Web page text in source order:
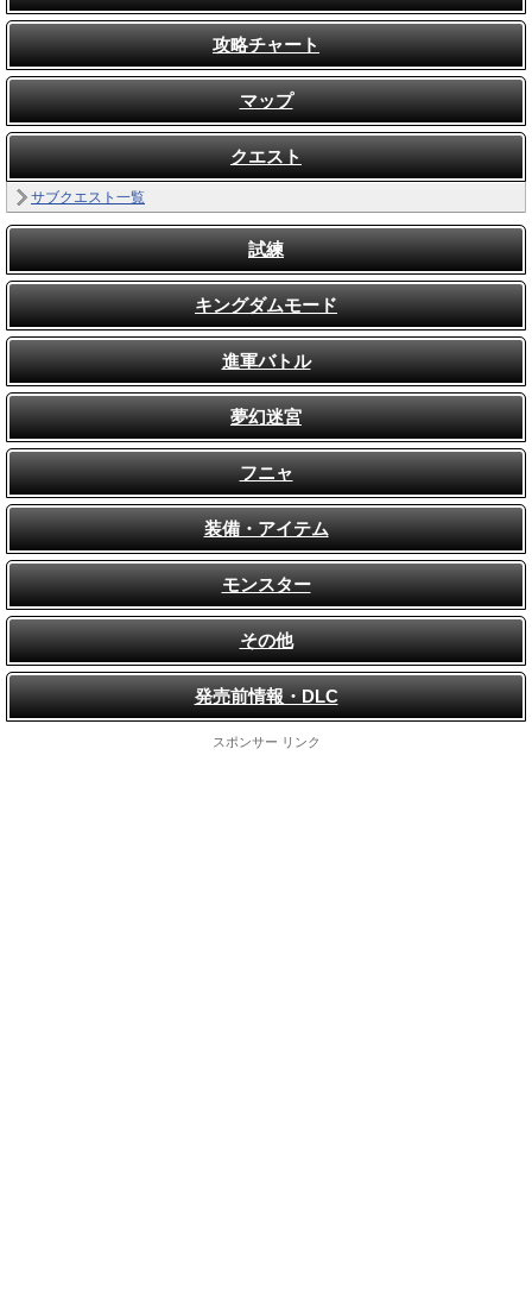
攻略チャート
マップ
クエスト
サブクエスト一覧
試練
キングダムモード
進軍バトル
夢幻迷宮
フニャ
装備・アイテム
モンスター
その他
発売前情報・DLC
スポンサー リンク